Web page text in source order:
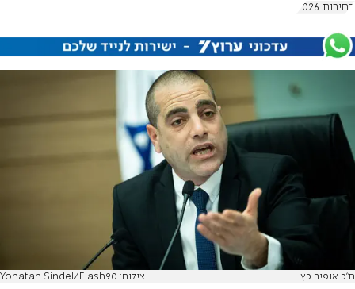
בחירות 2026
ח"כ אופיר כץ צילום: Yonatan Sindel/Flash90